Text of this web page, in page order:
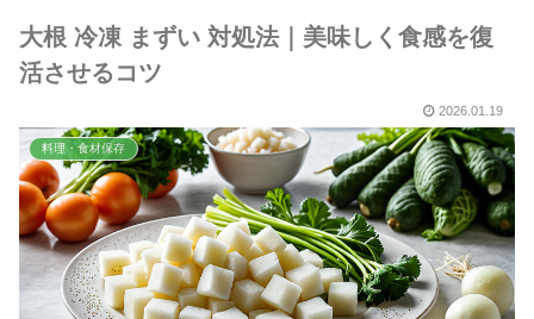
大根 冷凍 まずい 対処法｜美味しく食感を復
活させるコツ
2026.01.19
料理・食材保存